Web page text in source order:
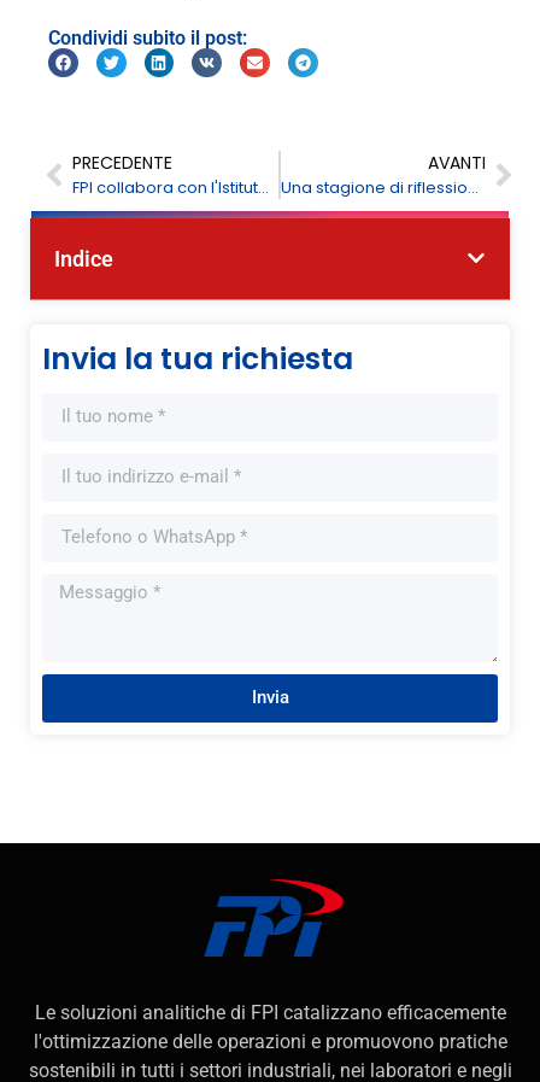
Condividi subito il post:
PRECEDENTE
FPI collabora con l'Istituto nazionale di ricerca sui mangimi per promuovere l'analisi dei mangimi
AVANTI
Una stagione di riflessione e gratitudine - Eid Al-Adha Mubarak da FPI
Indice
Invia la tua richiesta
Invia
Le soluzioni analitiche di FPI catalizzano efficacemente
l'ottimizzazione delle operazioni e promuovono pratiche
sostenibili in tutti i settori industriali, nei laboratori e negli